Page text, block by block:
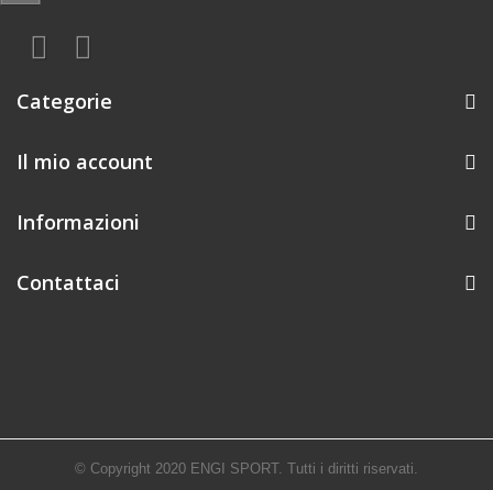
Categorie
Il mio account
Informazioni
Contattaci
© Copyright 2020 ENGI SPORT. Tutti i diritti riservati.